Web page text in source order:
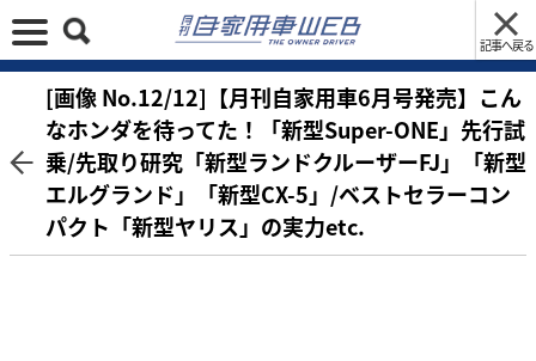
記事へ戻る
[画像 No.12/12]【月刊自家用車6月号発売】こん
なホンダを待ってた！「新型Super-ONE」先行試
乗/先取り研究「新型ランドクルーザーFJ」「新型
エルグランド」「新型CX-5」/ベストセラーコン
パクト「新型ヤリス」の実力etc.